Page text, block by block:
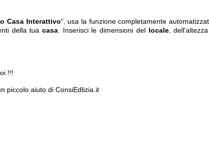
Casa Interattivo", usa la funzione completamente
della tua casa. Inserisci le dimensioni del locale,
!!!
piccolo aiuto di ConsiEdlizia.it